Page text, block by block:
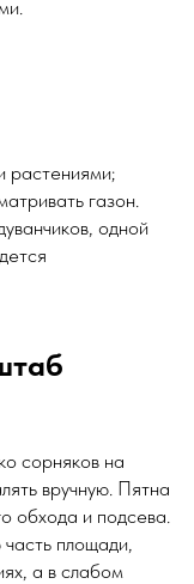
растениями;
газон.
одной
сорняков на
вручную. Пятна
обхода и подсева.
площади,
а в слабом